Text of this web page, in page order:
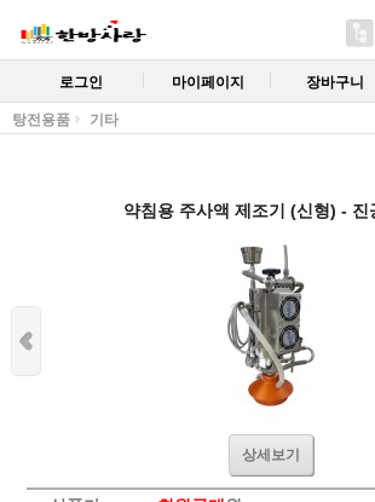
로그인 마이페이지 장바구니
탕전용품 기타
약침용 주사액 제조기 (신형) - 진
상세보기